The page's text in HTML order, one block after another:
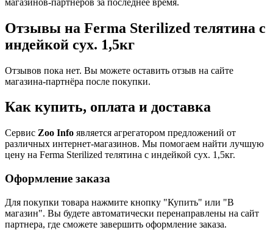
Отзывы на Ferma Sterilized телятина с
индейкой сух. 1,5кг
Отзывов пока нет. Вы можете оставить отзыв на сайте
магазина-партнёра после покупки.
Как купить, оплата и доставка
Сервис Zoo Info является агрегатором предложений от
различных интернет-магазинов. Мы помогаем найти лучшую
цену на Ferma Sterilized телятина с индейкой сух. 1,5кг.
Оформление заказа
Для покупки товара нажмите кнопку "Купить" или "В
магазин". Вы будете автоматически перенаправлены на сайт
партнера, где сможете завершить оформление заказа.